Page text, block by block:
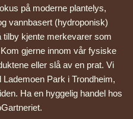
på moderne plantelys,
vannbasert (hydroponisk)
gjerne innom vår fysiske
eller slå av en prat. Vi
Park i Trondheim,
Ha en hyggelig handel hos